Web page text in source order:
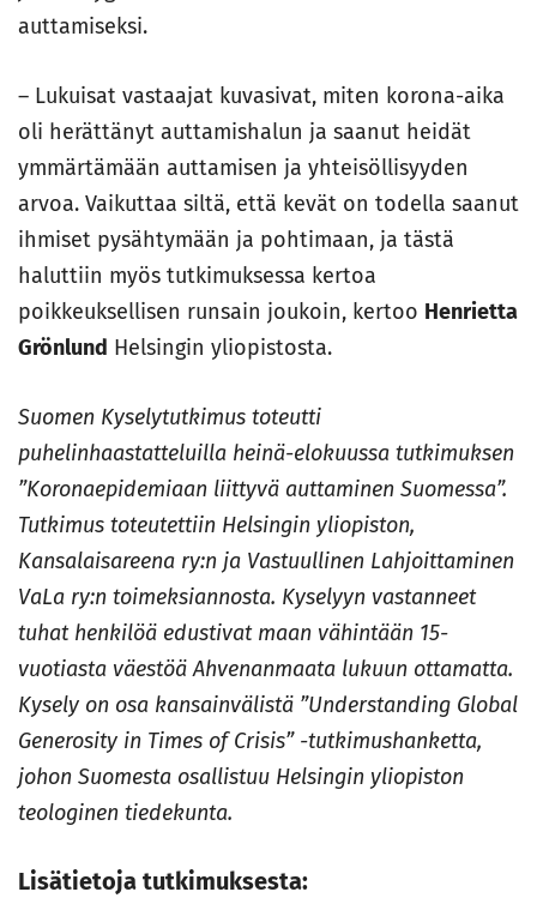
auttamiseksi.
– Lukuisat vastaajat kuvasivat, miten korona-aika
oli herättänyt auttamishalun ja saanut heidät
ymmärtämään auttamisen ja yhteisöllisyyden
arvoa. Vaikuttaa siltä, että kevät on todella saanut
ihmiset pysähtymään ja pohtimaan, ja tästä
haluttiin myös tutkimuksessa kertoa
poikkeuksellisen runsain joukoin, kertoo Henrietta
Grönlund Helsingin yliopistosta.
Suomen Kyselytutkimus toteutti
puhelinhaastatteluilla heinä-elokuussa tutkimuksen
”Koronaepidemiaan liittyvä auttaminen Suomessa”.
Tutkimus toteutettiin Helsingin yliopiston,
Kansalaisareena ry:n ja Vastuullinen Lahjoittaminen
VaLa ry:n toimeksiannosta. Kyselyyn vastanneet
tuhat henkilöä edustivat maan vähintään 15-
vuotiasta väestöä Ahvenanmaata lukuun ottamatta.
Kysely on osa kansainvälistä ”Understanding Global
Generosity in Times of Crisis” -tutkimushanketta,
johon Suomesta osallistuu Helsingin yliopiston
teologinen tiedekunta.
Lisätietoja tutkimuksesta: